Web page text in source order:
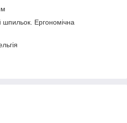
шпильок. Ергономічна